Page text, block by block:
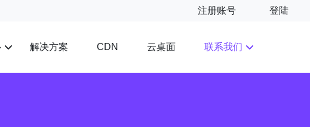
注册账号 登陆
解决方案 CDN 云桌面 联系我们